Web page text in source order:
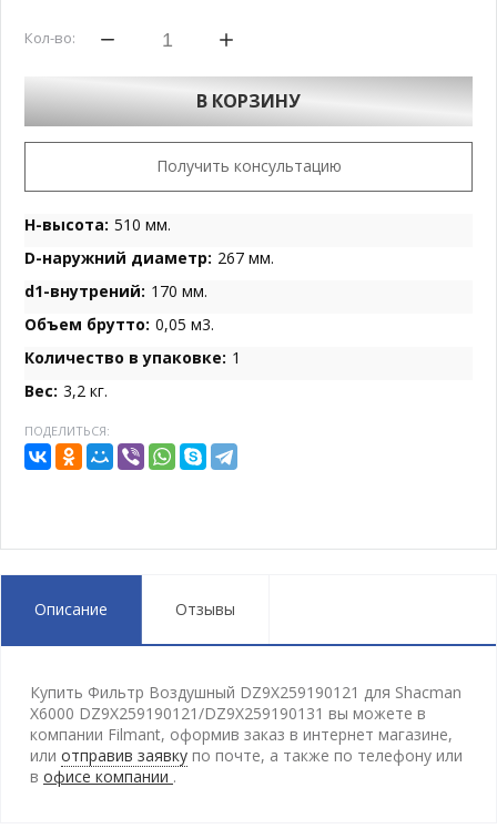
Кол-во:
В КОРЗИНУ
Получить консультацию
H-высота: 510 мм.
D-наружний диаметр: 267 мм.
d1-внутрений: 170 мм.
Объем брутто: 0,05 м3.
Количество в упаковке: 1
Вес: 3,2 кг.
ПОДЕЛИТЬСЯ:
Описание Отзывы
Купить Фильтр Воздушный DZ9X259190121 для Shacman
X6000 DZ9X259190121/DZ9X259190131 вы можете в
компании Filmant, оформив заказ в интернет магазине,
или отправив заявку по почте, а также по телефону или
в офисе компании .